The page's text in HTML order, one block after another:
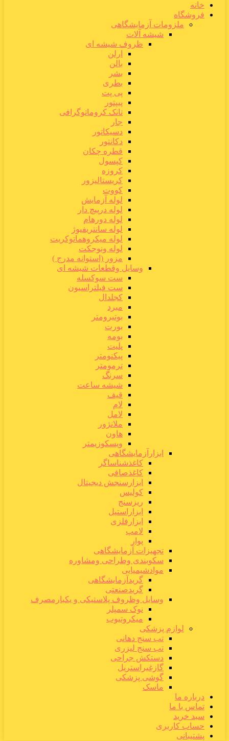
خانه
فروشگاه
ملزومات آزمایشگاهی
شیشه آلات
ظروف شیشه ای
ارلن
بالن
بشر
بطری
پی پت
پیپتور
تانک کروماتوگرافی
جار
دسیکاتور
دکانتور
قطره چکان
کپسول
کروزه
کریستالیزور
کووت
لوله آزمایش
لوله درپیچ دار
لوله دورهام
لوله سانتریفیوژ
لوله میکروهماتوکریت
لوله ونوجکت
مزور (استوانه مدرج )
وسایل وقطعات شیشه ای
ست سوکسله
ست فیلتراسیون
کجلدال
مبرد
بوتیرومتر
بورت
بومه
پلیت
پیکنومتر
ترمومتر
سرنگ
شیشه ساعت
قیف
لام
لامل
ملانژور
هاون
ویسکوزیمتر
ابزارآزمایشگاهی
کاغذشناساگر
کاغذصافی
ابزارسنجش دیجیتال
کولیس
ریزسنج
ابزاراستیل
ابزارفلزی
لامپ
پوار
تجهیزات آزمایشگاهی
سکوبندی وطراحی ومشاوره
موادشیمیایی
گریدآزمایشگاهی
گریدصنعتی
وسایل وظروف پلاستیکی و یکبارمصرف
نوک سمپلر
میکروتیوب
لوازم پزشکی
تب سنج دهانی
تب سنج لیزری
دستکش جراحی
گازغیراستریل
گوشی پزشکی
ماسک
درباره ما
تماس با ما
سبد خرید
حساب کاربری
پشتیبانی